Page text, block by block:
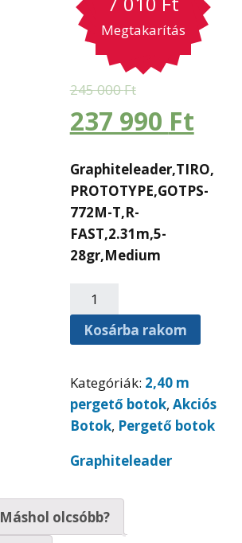
Megtakarítás
245 000Ft
237 990 Ft
Graphiteleader,TIRO,
PROTOTYPE,GOTPS-
772M-T,R-
FAST,2.31m,5-
28gr,Medium
Kosárba rakom
Kategóriák: 2,40 m
pergető botok, Akciós
Botok, Pergető botok
Graphiteleader
Máshol olcsóbb?